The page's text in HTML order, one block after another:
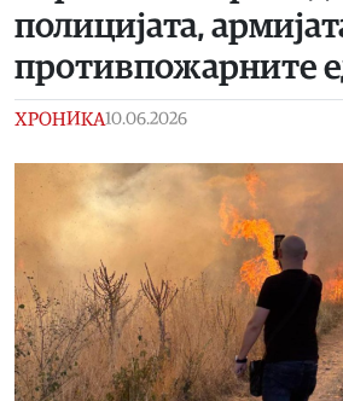
полицијата,
противпожарните
ХРОНИКА10.06.2026